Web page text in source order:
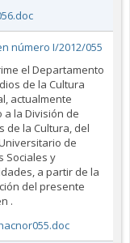
número I/2012/055
el Departamento
de la Cultura
actualmente
a la División de
de la Cultura, del
de
Sociales y
a partir de la
del presente
.